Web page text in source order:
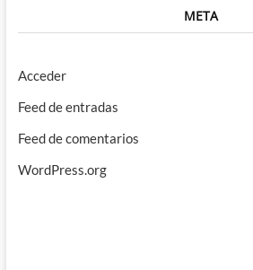
META
Acceder
Feed de entradas
Feed de comentarios
WordPress.org